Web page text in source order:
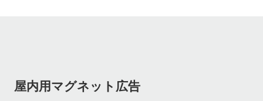
屋内用マグネット広告